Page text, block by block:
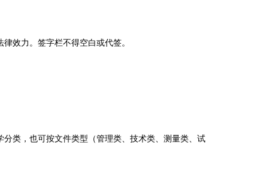
效力。签字栏不得空白或代签。
类，也可按文件类型（管理类、技术类、测量类、试